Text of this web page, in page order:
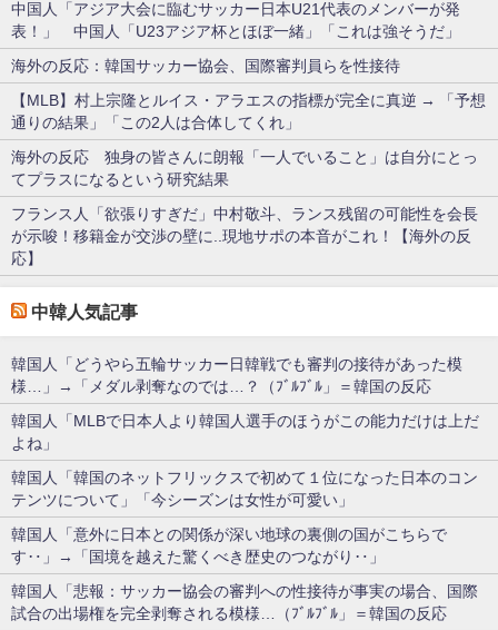
中国人「アジア大会に臨むサッカー日本U21代表のメンバーが発
表！」 中国人「U23アジア杯とほぼ一緒」「これは強そうだ」
海外の反応：韓国サッカー協会、国際審判員らを性接待
【MLB】村上宗隆とルイス・アラエスの指標が完全に真逆 → 「予想
通りの結果」「この2人は合体してくれ」
海外の反応 独身の皆さんに朗報「一人でいること」は自分にとっ
てプラスになるという研究結果
フランス人「欲張りすぎだ」中村敬斗、ランス残留の可能性を会長
が示唆！移籍金が交渉の壁に..現地サポの本音がこれ！【海外の反
応】
中韓人気記事
韓国人「どうやら五輪サッカー日韓戦でも審判の接待があった模
様…」→「メダル剥奪なのでは…？（ﾌﾞﾙﾌﾞﾙ」＝韓国の反応
韓国人「MLBで日本人より韓国人選手のほうがこの能力だけは上だ
よね」
韓国人「韓国のネットフリックスで初めて１位になった日本のコン
テンツについて」「今シーズンは女性が可愛い」
韓国人「意外に日本との関係が深い地球の裏側の国がこちらで
す‥」→「国境を越えた驚くべき歴史のつながり‥」
韓国人「悲報：サッカー協会の審判への性接待が事実の場合、国際
試合の出場権を完全剥奪される模様…（ﾌﾞﾙﾌﾞﾙ」＝韓国の反応